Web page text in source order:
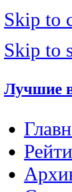
Skip to
Skip to
Лучшие